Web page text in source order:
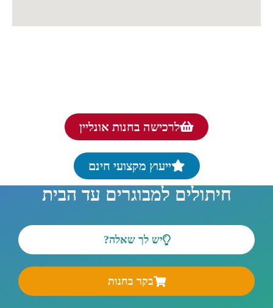
לרכישה בחנות אונליין
ייעוץ מקצועי חינם
חיתולים למבוגרים עד הבית
יש לך שאלה?
בקר בחנות